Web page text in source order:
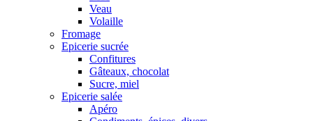
Veau
Volaille
Fromage
Epicerie sucrée
Confitures
Gâteaux, chocolat
Sucre, miel
Epicerie salée
Apéro